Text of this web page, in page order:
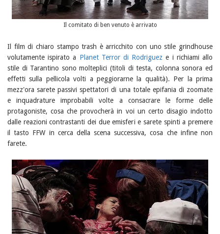
Il comitato di ben venuto è arrivato
Il film di chiaro stampo trash è arricchito con uno stile grindhouse
volutamente ispirato a Planet Terror di Rodriguez e i richiami allo
stile di Tarantino sono molteplici (titoli di testa, colonna sonora ed
effetti sulla pellicola volti a peggiorarne la qualità). Per la prima
mezz'ora sarete passivi spettatori di una totale epifania di zoomate
e inquadrature improbabili volte a consacrare le forme delle
protagoniste, cosa che provocherà in voi un certo disagio indotto
dalle reazioni contrastanti dei due emisferi e sarete spinti a premere
il tasto FFW in cerca della scena successiva, cosa che infine non
farete.